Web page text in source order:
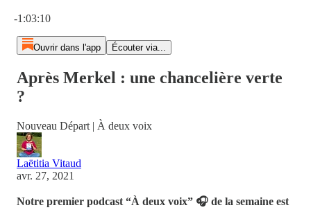
-1:03:10
Ouvrir dans l'app Écouter via...
Après Merkel : une chancelière verte
?
Nouveau Départ | À deux voix
Laëtitia Vitaud
avr. 27, 2021
Notre premier podcast “À deux voix” 🎧 de la semaine est